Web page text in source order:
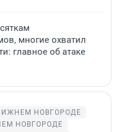
многие охватил
главное об атаке
НОВГОРОДЕ
НОВГОРОДЕ